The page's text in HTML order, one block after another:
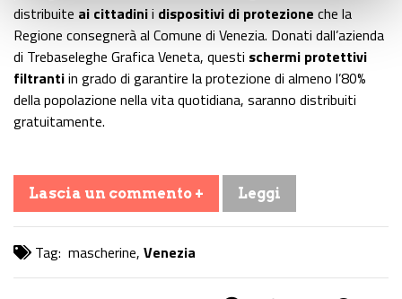
distribuite ai cittadinii dispositivi di protezione che la
Regione consegnerà al Comune di Venezia. Donati dall’azienda
di Trebaseleghe Grafica Veneta, questi schermi protettivi
filtrantiin grado di garantire la protezione di almeno l’80%
della popolazione nella vita quotidiana, saranno distribuiti
gratuitamente.
Lascia un commento + Leggi
Tag: mascherine, Venezia